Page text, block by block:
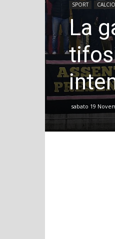
SPORT CALCIO
La
sabato 19